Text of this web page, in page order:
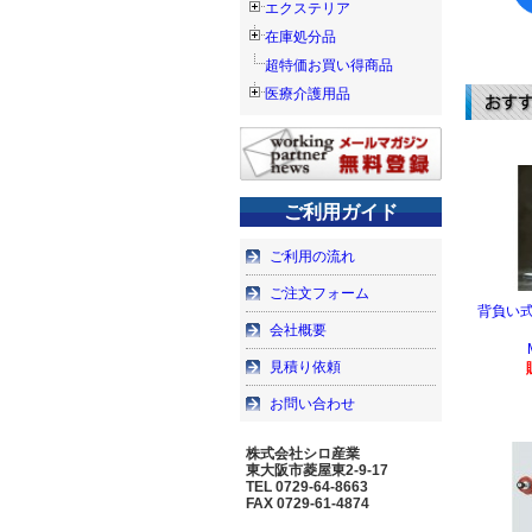
エクステリア
在庫処分品
超特価お買い得商品
医療介護用品
ご利用ガイド
ご利用の流れ
ご注文フォーム
会社概要
見積り依頼
お問い合わせ
株式会社シロ産業
東大阪市菱屋東2-9-17
TEL 0729-64-8663
FAX 0729-61-4874
背負い